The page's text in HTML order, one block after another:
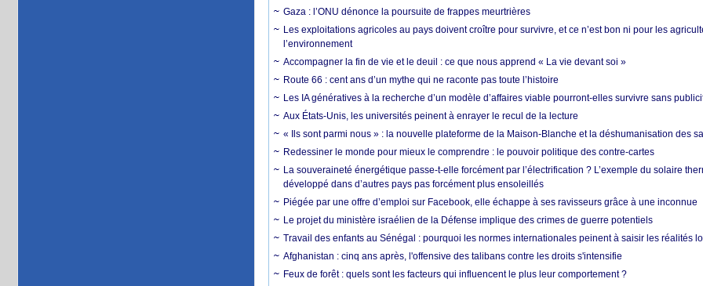
Gaza : l’ONU dénonce la poursuite de frappes meurtrières
Les exploitations agricoles au pays doivent croître pour survivre, et ce n’est bon ni pour les
l’environnement
Accompagner la fin de vie et le deuil : ce que nous apprend « La vie devant soi »
Route 66 : cent ans d’un mythe qui ne raconte pas toute l’histoire
Les IA génératives à la recherche d’un modèle d’affaires viable pourront-elles survivre sans
Aux États-Unis, les universités peinent à enrayer le recul de la lecture
« Ils sont parmi nous » : la nouvelle plateforme de la Maison-Blanche et la déshumanisation des
Redessiner le monde pour mieux le comprendre : le pouvoir politique des contre-cartes
La souveraineté énergétique passe-t-elle forcément par l’électrification ? L’exemple du solaire
développé dans d’autres pays pas forcément plus ensoleillés
Piégée par une offre d’emploi sur Facebook, elle échappe à ses ravisseurs grâce à une inconnue
Le projet du ministère israélien de la Défense implique des crimes de guerre potentiels
Travail des enfants au Sénégal : pourquoi les normes internationales peinent à saisir les réalités
Afghanistan : cinq ans après, l'offensive des talibans contre les droits s'intensifie
Feux de forêt : quels sont les facteurs qui influencent le plus leur comportement ?